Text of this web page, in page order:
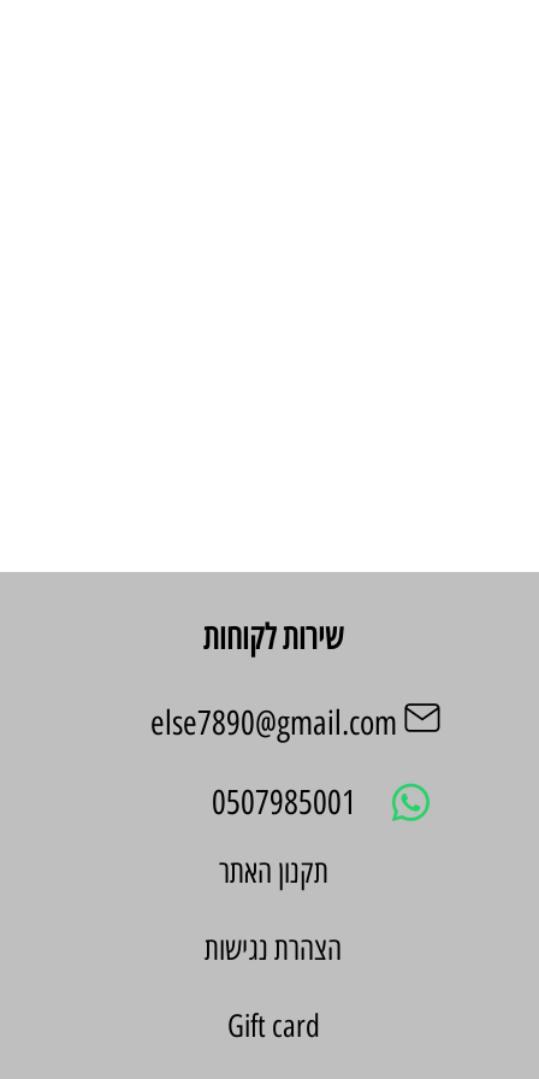
שירות לקוחות
else7890@gmail.com
0507985001
הצהרת נגישות
Gift card